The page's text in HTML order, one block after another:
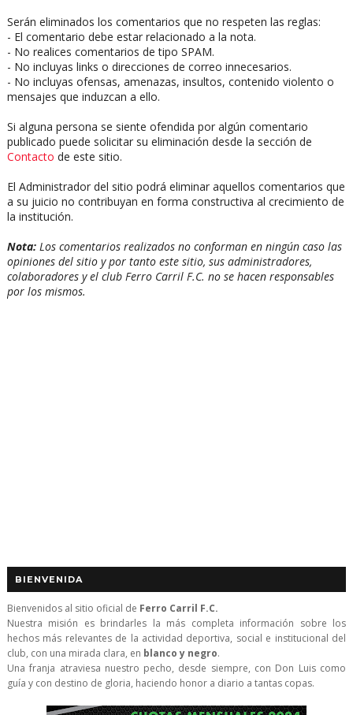
Serán eliminados los comentarios que no respeten las reglas:
- El comentario debe estar relacionado a la nota.
- No realices comentarios de tipo SPAM.
- No incluyas links o direcciones de correo innecesarios.
- No incluyas ofensas, amenazas, insultos, contenido violento o
mensajes que induzcan a ello.
Si alguna persona se siente ofendida por algún comentario
publicado puede solicitar su eliminación desde la sección de
Contacto de este sitio.
El Administrador del sitio podrá eliminar aquellos comentarios que
a su juicio no contribuyan en forma constructiva al crecimiento de
la institución.
Nota:Los comentarios realizados no conforman en ningún caso las
opiniones del sitio y por tanto este sitio, sus administradores,
colaboradores y el club Ferro Carril F.C. no se hacen responsables
por los mismos.
BIENVENIDA
Bienvenidos al sitio oficial de Ferro Carril F.C.
Nuestra misión es brindarles la más completa información sobre los
hechos más relevantes de la actividad deportiva, social e institucional del
club, con una mirada clara, en blanco y negro.
Una franja atraviesa nuestro pecho, desde siempre, con Don Luis como
guía y con destino de gloria, haciendo honor a diario a tantas copas.